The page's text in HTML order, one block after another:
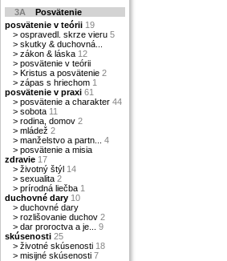
3A Posvätenie
posvätenie v teórii 19
> ospravedl. skrze vieru 5
> skutky & duchovná...
> zákon & láska 12
> posvätenie v teórii
> Kristus a posvätenie 2
> zápas s hriechom 1
posvätenie v praxi 61
> posvätenie a charakter 44
> sobota 11
> rodina, domov 2
> mládež 2
> manželstvo a partn...
4
> posvätenie a misia
zdravie 17
> životný štýl 14
> sexualita 2
> prírodná liečba 1
duchovné dary 10
> duchovné dary
> rozlišovanie duchov 2
> dar proroctva a je...
9
skúsenosti 25
> životné skúsenosti 18
> misijné skúsenosti 7